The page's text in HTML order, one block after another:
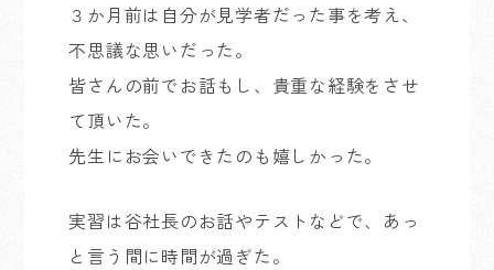
３か月前は自分が見学者だった事を考え、
不思議な思いだった。
皆さんの前でお話もし、貴重な経験をさせ
て頂いた。
先生にお会いできたのも嬉しかった。
実習は谷社長のお話やテストなどで、あっ
と言う間に時間が過ぎた。